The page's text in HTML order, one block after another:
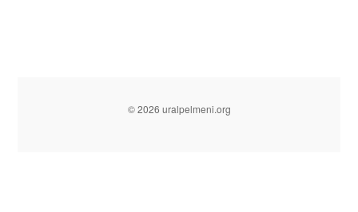
© 2026 uralpelmeni.org